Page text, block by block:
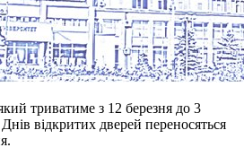
триватиме з 12 березня до 3
відкритих дверей переносяться